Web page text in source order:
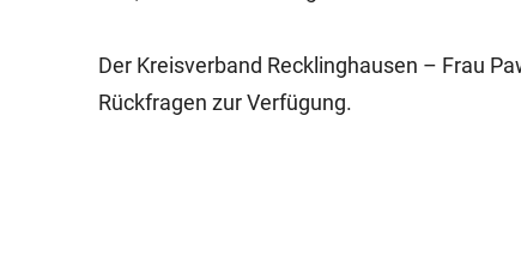
Der Kreisverband Recklinghausen – Frau
Rückfragen zur Verfügung.